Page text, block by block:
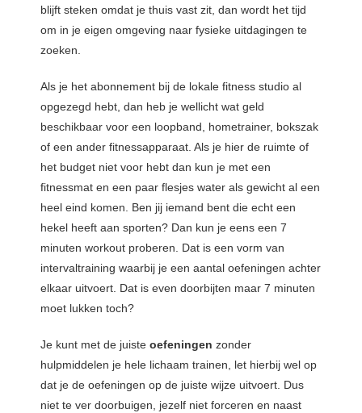
blijft steken omdat je thuis vast zit, dan wordt het tijd
om in je eigen omgeving naar fysieke uitdagingen te
zoeken.
Als je het abonnement bij de lokale fitness studio al
opgezegd hebt, dan heb je wellicht wat geld
beschikbaar voor een loopband, hometrainer, bokszak
of een ander fitnessapparaat. Als je hier de ruimte of
het budget niet voor hebt dan kun je met een
fitnessmat en een paar flesjes water als gewicht al een
heel eind komen. Ben jij iemand bent die echt een
hekel heeft aan sporten? Dan kun je eens een 7
minuten workout proberen. Dat is een vorm van
intervaltraining waarbij je een aantal oefeningen achter
elkaar uitvoert. Dat is even doorbijten maar 7 minuten
moet lukken toch?
Je kunt met de juiste oefeningen zonder
hulpmiddelen je hele lichaam trainen, let hierbij wel op
dat je de oefeningen op de juiste wijze uitvoert. Dus
niet te ver doorbuigen, jezelf niet forceren en naast